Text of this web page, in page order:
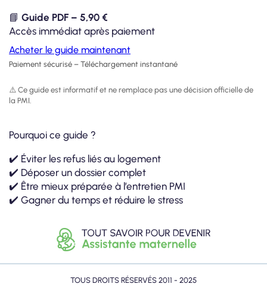
📘 Guide PDF – 5,90 €
Accès immédiat après paiement
Acheter le guide maintenant
Paiement sécurisé – Téléchargement instantané
⚠️ Ce guide est informatif et ne remplace pas une décision officielle de
la PMI.
Pourquoi ce guide ?
✔️ Éviter les refus liés au logement
✔️ Déposer un dossier complet
✔️ Être mieux préparée à l’entretien PMI
✔️ Gagner du temps et réduire le stress
TOUS DROITS RÉSERVÉS 2011 - 2025